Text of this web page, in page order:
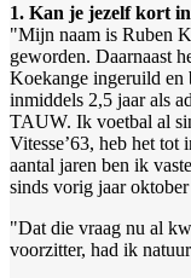
1. Kan je jezelf kort
"Mijn naam is Ruben
geworden. Daarnaast
Koekange ingeruild
inmiddels 2,5 jaar als
TAUW. Ik voetbal al
Vitesse’63, heb het tot
aantal jaren ben ik
sinds vorig jaar
"Dat die vraag nu al
voorzitter, had ik